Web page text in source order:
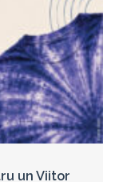
un Viitor